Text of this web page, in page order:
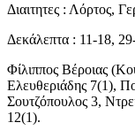
Διαιτητες : Λόρτος,
Δεκάλεπτα : 11-18,
Φίλιππος Βέροιας
Ελευθεριάδης 7(1),
Σουτζόπουλος 3,
12(1).